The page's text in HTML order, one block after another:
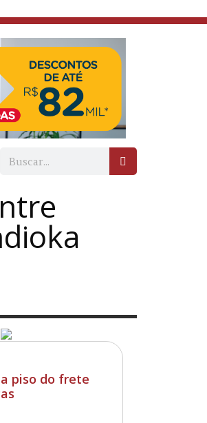
piso do frete